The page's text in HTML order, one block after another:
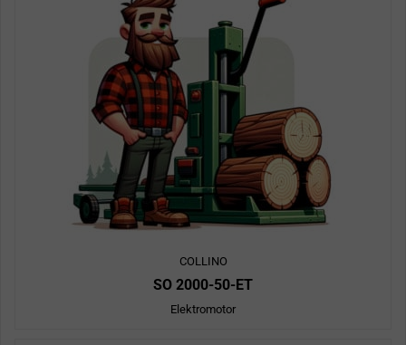
COLLINO
SO 2000-50-ET
Elektromotor